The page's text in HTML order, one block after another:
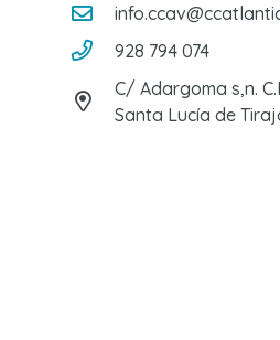
928 794 074
C/ Adargoma s,n.
Santa Lucía de